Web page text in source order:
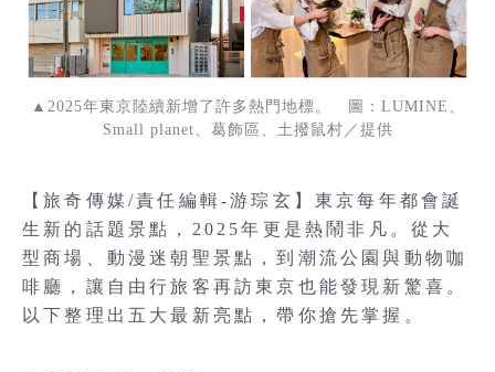
▲2025年東京陸續新增了許多熱門地標。 圖：LUMINE、
Small planet、葛飾區、土撥鼠村／提供
【旅奇傳媒/責任編輯-游琮玄】東京每年都會誕
生新的話題景點，2025年更是熱鬧非凡。從大
型商場、動漫迷朝聖景點，到潮流公園與動物咖
啡廳，讓自由行旅客再訪東京也能發現新驚喜。
以下整理出五大最新亮點，帶你搶先掌握。